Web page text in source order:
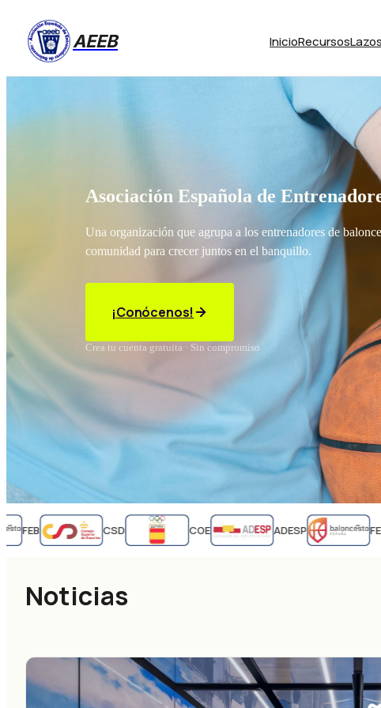
AEEB InicioRecursos
Asociación Española de
Una organización que agrupa a los entrenadores de
comunidad para crecer juntos en el banquillo.
¡Conócenos!
Crea tu cuenta gratuita · Sin compromiso
FEB CSD COE ADESP FEB
Noticias